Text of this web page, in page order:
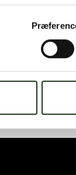
Har
Du er